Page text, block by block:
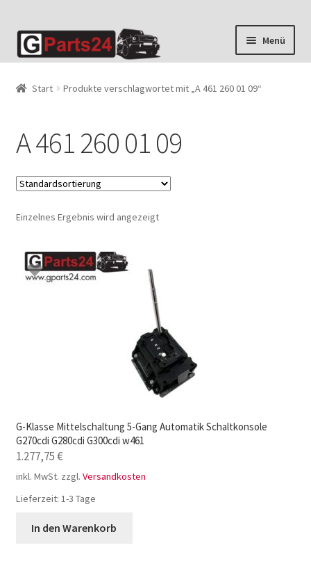
Zur
Navigation
Zum
Inhalt
Menü
Start Produkte verschlagwortet mit „A 461 260 01 09“
A 461 260 01 09
Einzelnes Ergebnis wird angezeigt
G-Klasse Mittelschaltung 5-Gang Automatik Schaltkonsole
G270cdi G280cdi G300cdi w461
1.277,75€
inkl. MwSt. zzgl. Versandkosten
Lieferzeit: 1-3 Tage
In den Warenkorb